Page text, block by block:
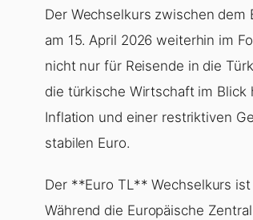
Der Wechselkurs zwischen
am 15. April 2026 weiterhin im
nicht nur für Reisende in die
die türkische Wirtschaft im
Inflation und einer restriktiven
stabilen Euro.
Der **Euro TL** Wechselkurs
Während die Europäische